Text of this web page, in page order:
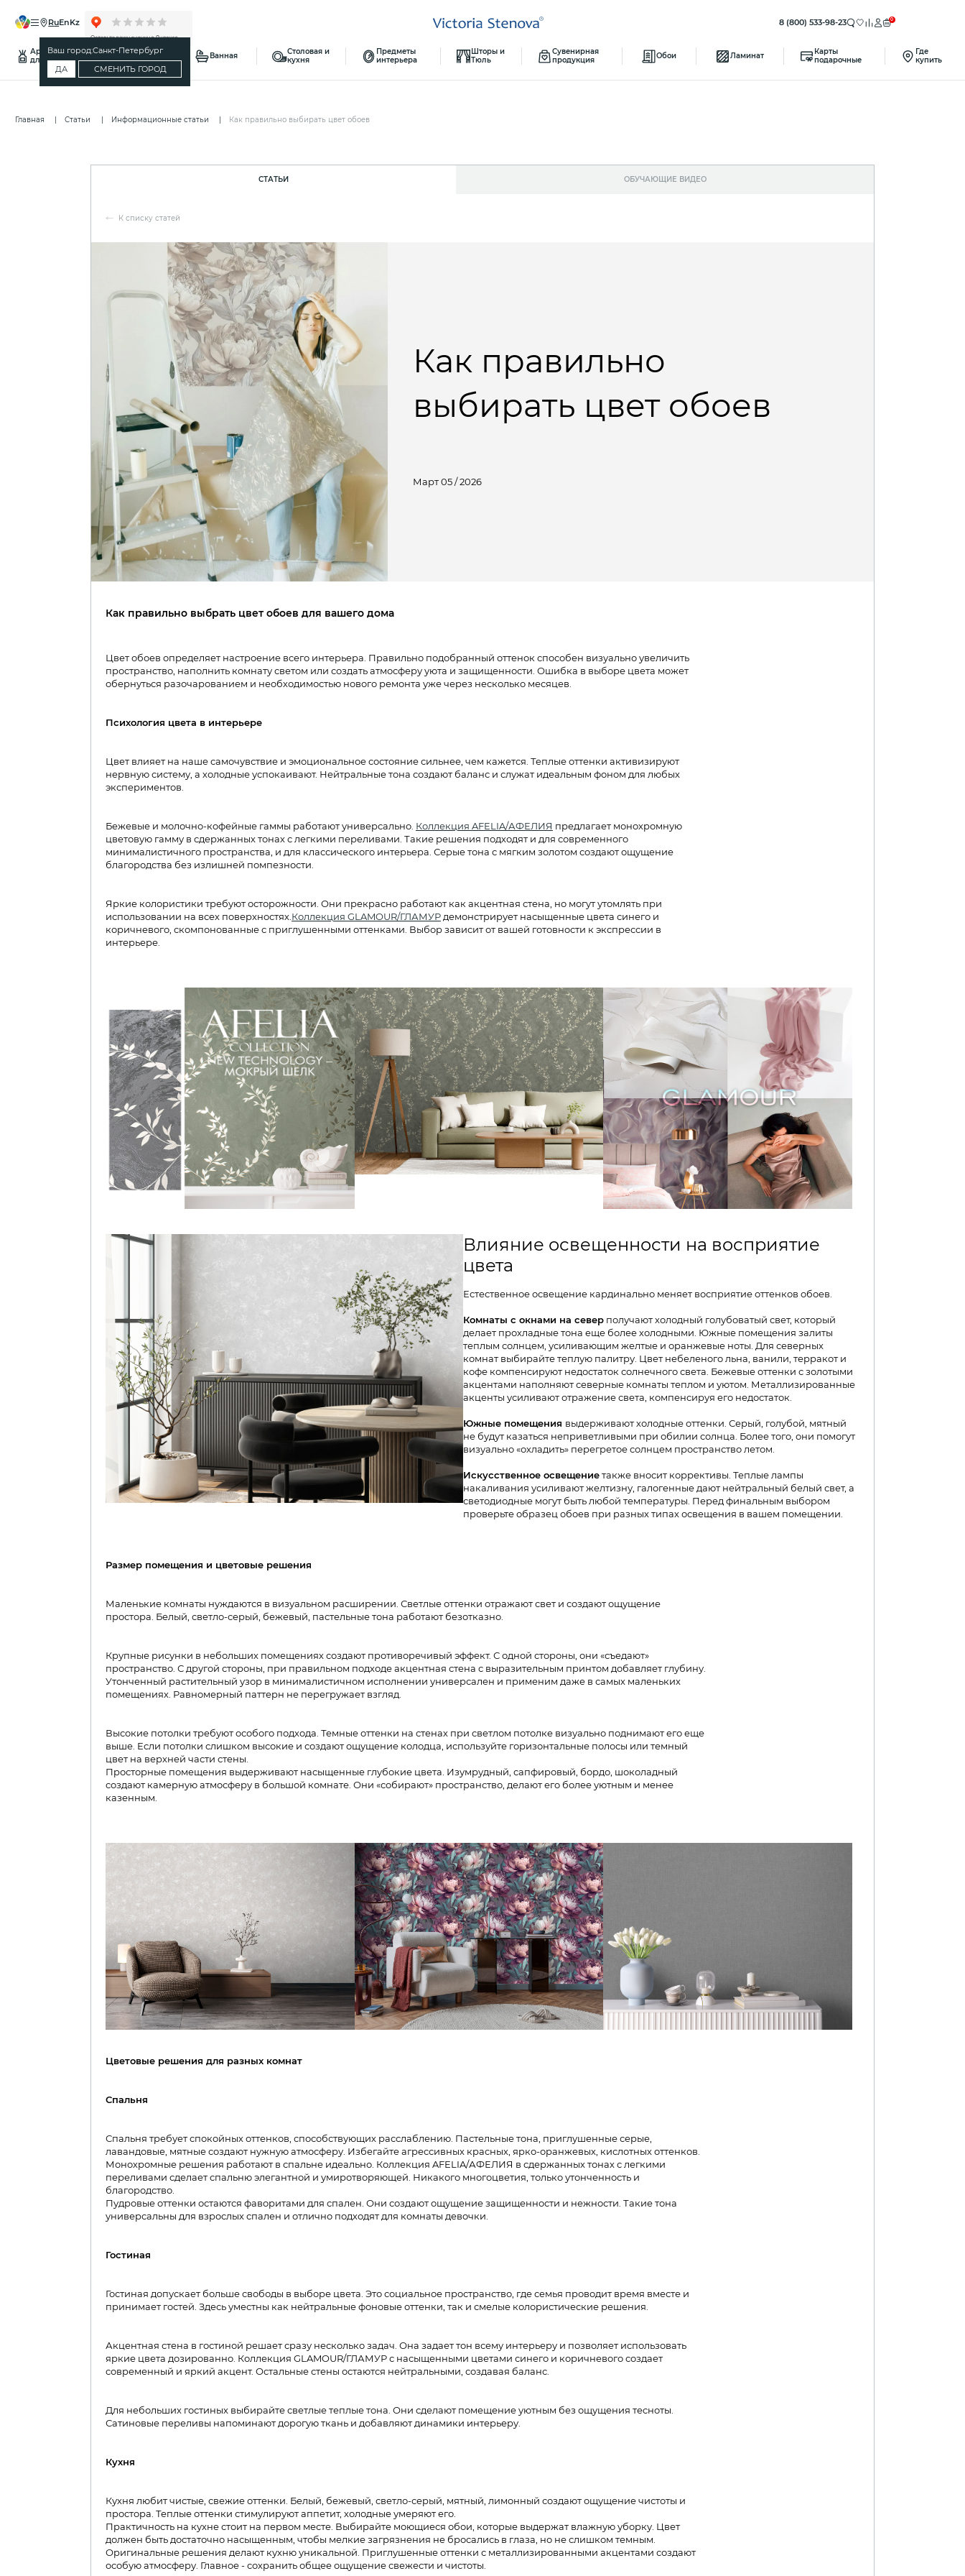
Ваш город:Санкт-Петербург
ДА
СМЕНИТЬ ГОРОД
ru en kz 8 (800) 533-98-23 0
Ароматы
для дома
Спальня Ванная
Столовая и
кухня
Предметы
интерьера
Шторы и
Тюль
Сувенирная
продукция
Обои Ламинат
Карты
подарочные
Где
купить
Главная Статьи Информационные статьи Как правильно выбирать цвет обоев
СТАТЬИ ОБУЧАЮЩИЕ ВИДЕО
К списку статей
Март 05 / 2026
Как правильно
выбирать цвет обоев
Как правильно выбрать цвет обоев для вашего дома
Цвет обоев определяет настроение всего интерьера. Правильно подобранный оттенок способен визуально увеличить
пространство, наполнить комнату светом или создать атмосферу уюта и защищенности. Ошибка в выборе цвета может
обернуться разочарованием и необходимостью нового ремонта уже через несколько месяцев.
Психология цвета в интерьере
Цвет влияет на наше самочувствие и эмоциональное состояние сильнее, чем кажется. Теплые оттенки активизируют
нервную систему, а холодные успокаивают. Нейтральные тона создают баланс и служат идеальным фоном для любых
экспериментов.
Бежевые и молочно-кофейные гаммы работают универсально. Коллекция AFELIA/АФЕЛИЯ предлагает монохромную
цветовую гамму в сдержанных тонах с легкими переливами. Такие решения подходят и для современного
минималистичного пространства, и для классического интерьера. Серые тона с мягким золотом создают ощущение
благородства без излишней помпезности.​
Яркие колористики требуют осторожности. Они прекрасно работают как акцентная стена, но могут утомлять при
использовании на всех поверхностях.Коллекция GLAMOUR/ГЛАМУР демонстрирует насыщенные цвета синего и
коричневого, скомпонованные с приглушенными оттенками. Выбор зависит от вашей готовности к экспрессии в
интерьере.
Влияние освещенности на восприятие
цвета
Естественное освещение кардинально меняет восприятие оттенков обоев.
Комнаты с окнами на север получают холодный голубоватый свет, который
делает прохладные тона еще более холодными. Южные помещения залиты
теплым солнцем, усиливающим желтые и оранжевые ноты. Для северных
комнат выбирайте теплую палитру. Цвет небеленого льна, ванили, терракот и
кофе компенсируют недостаток солнечного света. Бежевые оттенки с золотыми
акцентами наполняют северные комнаты теплом и уютом. Металлизированные
акценты усиливают отражение света, компенсируя его недостаток.​
Южные помещения выдерживают холодные оттенки. Серый, голубой, мятный
не будут казаться неприветливыми при обилии солнца. Более того, они помогут
визуально «охладить» перегретое солнцем пространство летом.
Искусственное освещение также вносит коррективы. Теплые лампы
накаливания усиливают желтизну, галогенные дают нейтральный белый свет, а
светодиодные могут быть любой температуры. Перед финальным выбором
проверьте образец обоев при разных типах освещения в вашем помещении.
Размер помещения и цветовые решения
Маленькие комнаты нуждаются в визуальном расширении. Светлые оттенки отражают свет и создают ощущение
простора. Белый, светло-серый, бежевый, пастельные тона работают безотказно.
Крупные рисунки в небольших помещениях создают противоречивый эффект. С одной стороны, они «съедают»
пространство. С другой стороны, при правильном подходе акцентная стена с выразительным принтом добавляет глубину.
Утонченный растительный узор в минималистичном исполнении универсален и применим даже в самых маленьких
помещениях. Равномерный паттерн не перегружает взгляд.​
Высокие потолки требуют особого подхода. Темные оттенки на стенах при светлом потолке визуально поднимают его еще
выше. Если потолки слишком высокие и создают ощущение колодца, используйте горизонтальные полосы или темный
цвет на верхней части стены.
Просторные помещения выдерживают насыщенные глубокие цвета. Изумрудный, сапфировый, бордо, шоколадный
создают камерную атмосферу в большой комнате. Они «собирают» пространство, делают его более уютным и менее
казенным.
Цветовые решения для разных комнат
Спальня
Спальня требует спокойных оттенков, способствующих расслаблению. Пастельные тона, приглушенные серые,
лавандовые, мятные создают нужную атмосферу. Избегайте агрессивных красных, ярко-оранжевых, кислотных оттенков.
Монохромные решения работают в спальне идеально. Коллекция AFELIA/АФЕЛИЯ в сдержанных тонах с легкими
переливами сделает спальню элегантной и умиротворяющей. Никакого многоцветия, только утонченность и
благородство.​
Пудровые оттенки остаются фаворитами для спален. Они создают ощущение защищенности и нежности. Такие тона
универсальны для взрослых спален и отлично подходят для комнаты девочки.
Гостиная
Гостиная допускает больше свободы в выборе цвета. Это социальное пространство, где семья проводит время вместе и
принимает гостей. Здесь уместны как нейтральные фоновые оттенки, так и смелые колористические решения.
Акцентная стена в гостиной решает сразу несколько задач. Она задает тон всему интерьеру и позволяет использовать
яркие цвета дозированно. Коллекция GLAMOUR/ГЛАМУР с насыщенными цветами синего и коричневого создает
современный и яркий акцент. Остальные стены остаются нейтральными, создавая баланс.​
Для небольших гостиных выбирайте светлые теплые тона. Они сделают помещение уютным без ощущения тесноты.
Сатиновые переливы напоминают дорогую ткань и добавляют динамики интерьеру.​
Кухня
Кухня любит чистые, свежие оттенки. Белый, бежевый, светло-серый, мятный, лимонный создают ощущение чистоты и
простора. Теплые оттенки стимулируют аппетит, холодные умеряют его.
Практичность на кухне стоит на первом месте. Выбирайте моющиеся обои, которые выдержат влажную уборку. Цвет
должен быть достаточно насыщенным, чтобы мелкие загрязнения не бросались в глаза, но не слишком темным.
Оригинальные решения делают кухню уникальной. Приглушенные оттенки с металлизированными акцентами создают
особую атмосферу. Главное - сохранить общее ощущение свежести и чистоты.